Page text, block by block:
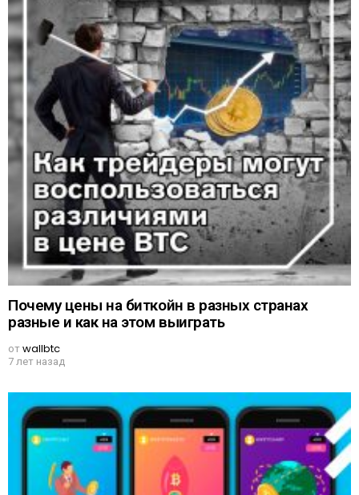
Почему цены на биткойн в разных странах
разные и как на этом выиграть
отwallbtc
7 лет назад